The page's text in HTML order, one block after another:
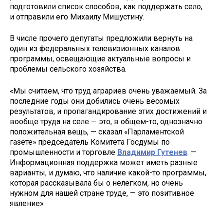
подготовили список способов, как поддержать село,
и отправили его Михаилу Мишустину.
В числе прочего депутаты предложили вернуть на
один из федеральных телевизионных каналов
программы, освещающие актуальные вопросы и
проблемы сельского хозяйства.
«Мы считаем, что труд аграриев очень уважаемый. За
последние годы они добились очень весомых
результатов, и пропагандирование этих достижений и
вообще труда на селе — это, в общем-то, однозначно
положительная вещь, — сказал «Парламентской
газете» председатель Комитета Госдумы по
промышленности и торговле Владимир Гутенев. —
Информационная поддержка может иметь разные
варианты, и думаю, что наличие какой-то программы,
которая рассказывала бы о нелегком, но очень
нужном для нашей стране труде, — это позитивное
явление».